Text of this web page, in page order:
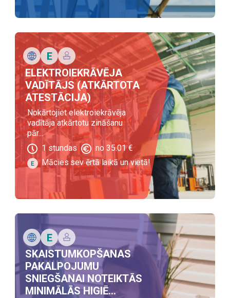
ELEKTROIEKRĀVĒJA
VADĪTĀJS (ATKĀRTOTA
ATESTĀCIJA)
Nokārtojiet elektroiekrāvēja
vadītāja atkārtotu zināšanu
pār...
1 stundas no35.01€
Mācies sev ērtā laikā un vietā!
SKAISTUMKOPŠANAS
PAKALPOJUMU
SNIEGŠANAI NOTEIKTĀS
MINIMĀLĀS HIGIĒ...